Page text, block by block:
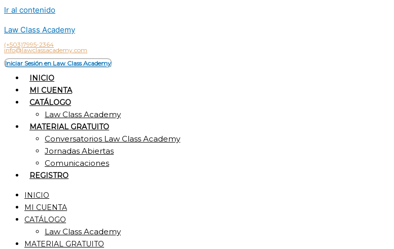
Ir al contenido
Law Class Academy
(+503)7995-2364
info@lawclassacademy.com
Iniciar Sesión en Law Class Academy
INICIO
MI CUENTA
CATÁLOGO
Law Class Academy
MATERIAL GRATUITO
Conversatorios Law Class Academy
Jornadas Abiertas
Comunicaciones
REGISTRO
INICIO
MI CUENTA
CATÁLOGO
Law Class Academy
MATERIAL GRATUITO